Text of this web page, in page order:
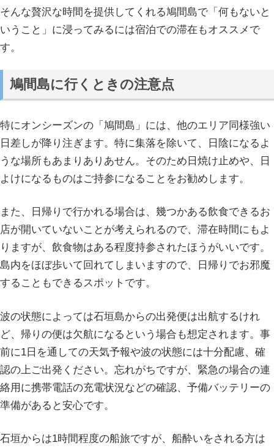
そんな贅沢な時間を提供してくれる鳩間島で「何もないと
いうこと」に浸ってみるには宿泊での滞在もオススメで
す。
鳩間島に行くときの注意点
特にオンシーズンの「鳩間島」には、他のエリア同様強い
日差しが降り注ぎます。特に集落を除いて、日陰になるよ
うな場所もあまりありあせん。そのため日焼け止めや、日
よけになるものはご持参になることをお勧めします。
また、日帰りで行かれる場合は、幾つかある飲食できるお
店が開いていないことが考えられるので、滞在時間にもよ
りますが、飲食物はある程度持参されたほうがいいです。
島内をほぼ歩いて回れてしまいますので、日帰りでお邪魔
することもできるスポットです。
波の状態によっては石垣島からの出発便は出航するけれ
ど、帰りの便は欠航になるという場合も想定されます。事
前に1日を通しての天気予報や波の状態には十分配慮、確
認の上ご出発ください。忘れがちですが、緊急の場合の連
絡用に携帯電話の充電状況などの確認、予備バッテリーの
準備があると安心です。
石垣からは1時間程度の船旅ですが、船酔いをされる方は